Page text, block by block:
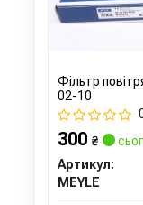
Фільтр
02-10
300 ₴
Артикул:
MEYLE